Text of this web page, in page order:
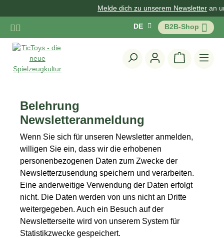
Melde dich zu unserem Newsletteran und
DE B2B-Shop
Belehrung
Newsletteranmeldung
Wenn Sie sich für unseren Newsletter anmelden,
willigen Sie ein, dass wir die erhobenen
personenbezogenen Daten zum Zwecke der
Newsletterzusendung speichern und verarbeiten.
Eine anderweitige Verwendung der Daten erfolgt
nicht. Die Daten werden von uns nicht an Dritte
weitergegeben. Auch ein Besuch auf der
Newsletterseite wird von unserem System für
Statistikzwecke gespeichert.